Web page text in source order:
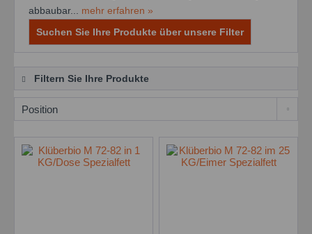
abbaubar... mehr erfahren »
Suchen Sie Ihre Produkte über unsere Filter
Filtern Sie Ihre Produkte